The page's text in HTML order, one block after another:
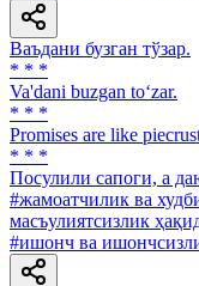
Ваъдани бузган тўзар.
* * *
Va'dani buzgan to‘zar.
* * *
Promises are like
* * *
Посулили сапоги, а
#жамоатчилик ва
масъулиятсизлик
#ишонч ва